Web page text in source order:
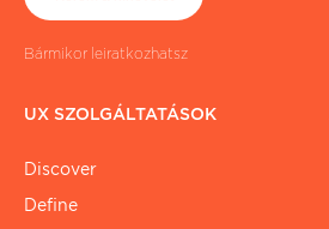
Bármikor leiratkozhatsz
UX SZOLGÁLTATÁSOK
Discover
Define